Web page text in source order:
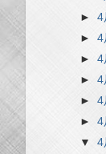
►
►
►4
►4
►4
►
▼4